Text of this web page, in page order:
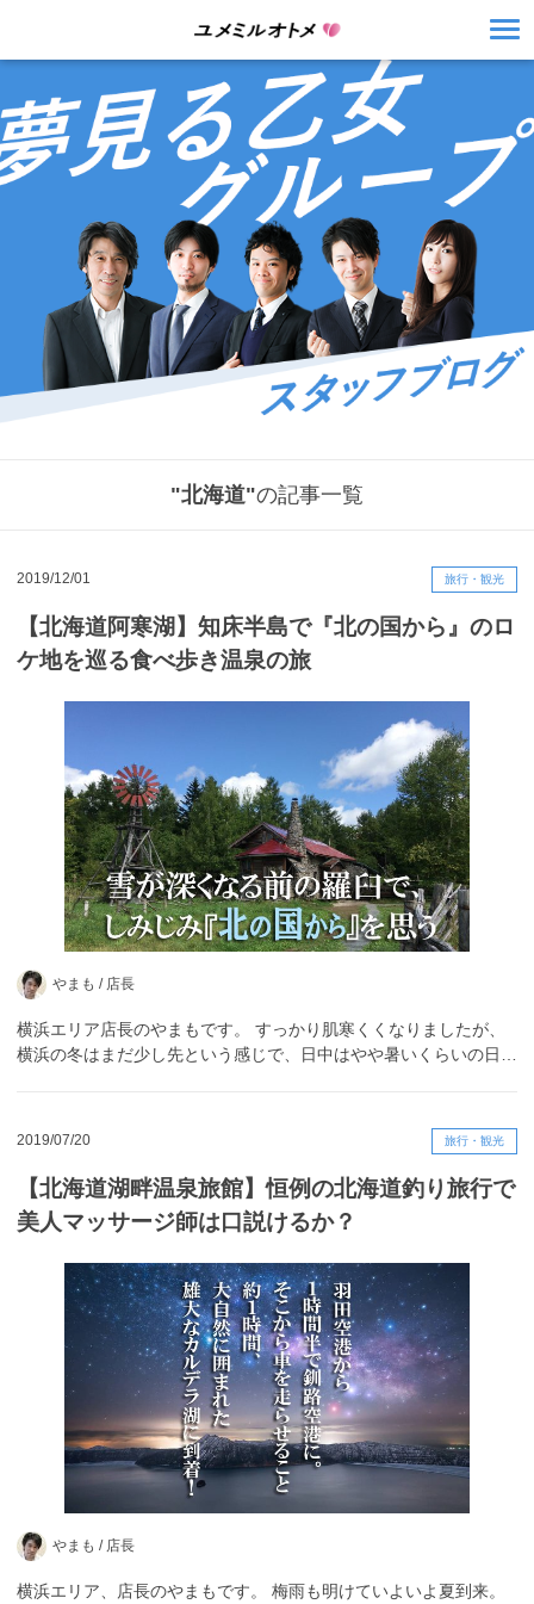
"北海道"の記事一覧
2019/12/01 旅行・観光
【北海道阿寒湖】知床半島で『北の国から』のロ
ケ地を巡る食べ歩き温泉の旅
やまも / 店長
横浜エリア店長のやまもです。 すっかり肌寒くくなりましたが、
横浜の冬はまだ少し先という感じで、日中はやや暑いくらいの日…
2019/07/20 旅行・観光
【北海道湖畔温泉旅館】恒例の北海道釣り旅行で
美人マッサージ師は口説けるか？
やまも / 店長
横浜エリア、店長のやまもです。 梅雨も明けていよいよ夏到来。